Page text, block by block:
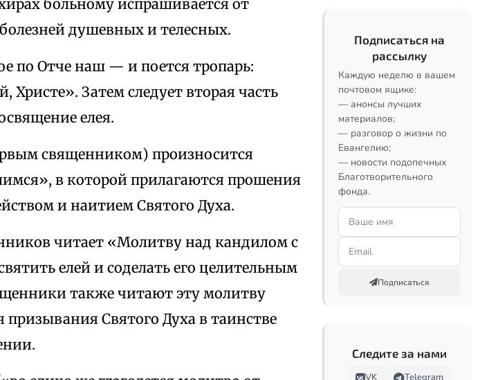
больному испрашивается от
душевных и телесных.
по Отче наш — и поется тропарь:
Затем следует вторая часть
елея.
священником) произносится
в которой прилагаются прошения
и наитием Святого Духа.
читает «Молитву над кандилом с
елей и соделать его целительным
также читают эту молитву
Святого Духа в таинстве
Подписаться на
рассылку
Каждую неделю в вашем
почтовом ящике:
— анонсы лучших
материалов;
— разговор о жизни по
Евангелию;
— новости подопечных
Благотворительного
фонда.
Подписаться
Следите за нами
VK
Telegram